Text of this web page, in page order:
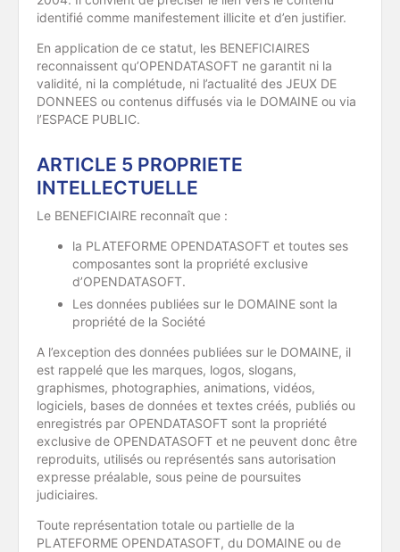
identifié comme manifestement illicite et d’en justifier.
En application de ce statut, les BENEFICIAIRES
reconnaissent qu’OPENDATASOFT ne garantit ni la
validité, ni la complétude, ni l’actualité des JEUX DE
DONNEES ou contenus diffusés via le DOMAINE ou via
l’ESPACE PUBLIC.
ARTICLE 5 PROPRIETE
INTELLECTUELLE
Le BENEFICIAIRE reconnaît que :
la PLATEFORME OPENDATASOFT et toutes ses
composantes sont la propriété exclusive
d’OPENDATASOFT.
Les données publiées sur le DOMAINE sont la
propriété de la Société
A l’exception des données publiées sur le DOMAINE, il
est rappelé que les marques, logos, slogans,
graphismes, photographies, animations, vidéos,
logiciels, bases de données et textes créés, publiés ou
enregistrés par OPENDATASOFT sont la propriété
exclusive de OPENDATASOFT et ne peuvent donc être
reproduits, utilisés ou représentés sans autorisation
expresse préalable, sous peine de poursuites
judiciaires.
Toute représentation totale ou partielle de la
PLATEFORME OPENDATASOFT, du DOMAINE ou de